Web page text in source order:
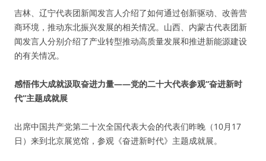
吉林、辽宁代表团新闻发言人介绍了如何通过创新驱动、改善营
商环境，推动东北振兴发展的相关情况。山西、内蒙古代表团新
闻发言人分别介绍了产业转型推动高质量发展和推进新能源建设
的有关情况。
感悟伟大成就汲取奋进力量——党的二十大代表参观“奋进新时
代”主题成就展
出席中国共产党第二十次全国代表大会的代表们昨晚（10月17
日）来到北京展览馆，参观《奋进新时代》主题成就展。